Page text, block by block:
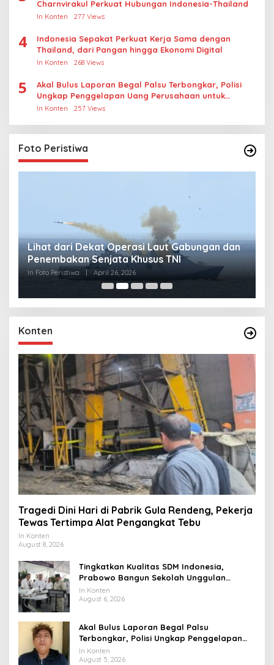
Charnvirakul Perkuat Hubungan Indonesia-Thailand
In Konten 277 Views
4
Indonesia Sepakat Perkuat Kerja Sama dengan
Thailand, dari Pangan hingga Ekonomi Digital
In Konten 268 Views
5
Akal Bulus Laporan Begal Palsu Terbongkar, Polisi
Ungkap Penggelapan Uang Perusahaan untuk
Crypto
In Konten 257 Views
Foto Peristiwa
Lihat dari Dekat Operasi Laut Gabungan dan
Penembakan Senjata Khusus TNI
In Foto Peristiwa April 26, 2026
Konten
Tragedi Dini Hari di Pabrik Gula Rendeng, Pekerja
Tewas Tertimpa Alat Pengangkat Tebu
In Konten
August 8, 2026
Tingkatkan Kualitas SDM Indonesia,
Prabowo Bangun Sekolah Unggulan
hingga Undang Universitas Terbaik Dunia
In Konten
August 6, 2026
Akal Bulus Laporan Begal Palsu
Terbongkar, Polisi Ungkap Penggelapan
Uang Perusahaan untuk Crypto
In Konten
August 5, 2026